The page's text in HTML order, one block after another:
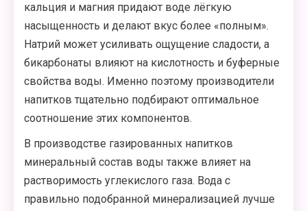
кальция и магния придают воде лёгкую
насыщенность и делают вкус более «полным».
Натрий может усиливать ощущение сладости, а
бикарбонаты влияют на кислотность и буферные
свойства воды. Именно поэтому производители
напитков тщательно подбирают оптимальное
соотношение этих компонентов.
В производстве газированных напитков
минеральный состав воды также влияет на
растворимость углекислого газа. Вода с
правильно подобранной минерализацией лучше